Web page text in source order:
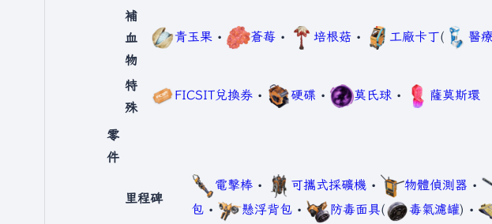
補
血
物
青玉果 • 蒼莓 • 培根菇 • 工廠卡丁( 醫
特
殊
FICSIT兌換券 • 硬碟 • 莫氏球 • 薩莫斯環
零
件
里程碑
電擊棒 • 可攜式採礦機 • 物體偵測器 •
包 • 懸浮背包 • 防毒面具( 毒氣濾罐) •